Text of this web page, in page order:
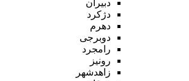
دبیران
دژکرد
دهرم
دوبرجی
رامجرد
رونیز
زاهدشهر